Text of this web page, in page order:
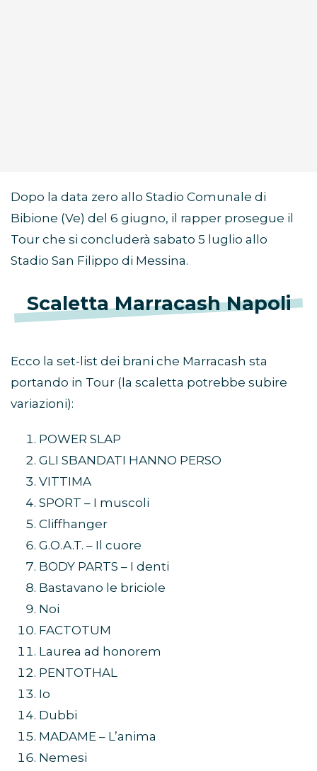
Dopo la data zero allo Stadio Comunale di
Bibione (Ve) del 6 giugno, il rapper prosegue il
Tour che si concluderà sabato 5 luglio allo
Stadio San Filippo di Messina.
Scaletta Marracash Napoli
Ecco la set-list dei brani che Marracash sta
portando in Tour (la scaletta potrebbe subire
variazioni):
POWER SLAP
GLI SBANDATI HANNO PERSO
VITTIMA
SPORT – I muscoli
Cliffhanger
G.O.A.T. – Il cuore
BODY PARTS – I denti
Bastavano le briciole
Noi
FACTOTUM
Laurea ad honorem
PENTOTHAL
Io
Dubbi
MADAME – L’anima
Nemesi